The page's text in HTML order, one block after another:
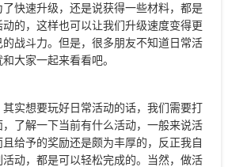
快速升级，还是说获得一些材料，都是
的，这样也可以让我们升级速度变得更
战斗力。但是，很多朋友不知道日常活
大家一起来看看吧。
实想要玩好日常活动的话，我们需要打
了解一下当前有什么活动，一般来说活
给予的奖励还是颇为丰厚的，反正我自
动，都是可以轻松完成的。当然，做活